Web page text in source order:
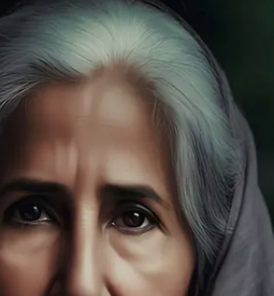
আলিয়া ভাট
আলিয়া ভাটের একটি এআই ছবিও
৮০ বছর বয়েসে তাঁর এই সৌন্দর্য
অবাক করে দিচ্ছে।